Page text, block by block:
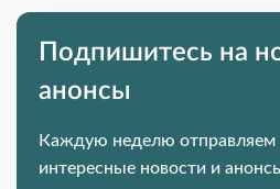
Подпишитесь на
анонсы
Каждую неделю отправляем
интересные новости и